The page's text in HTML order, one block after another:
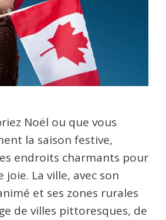
Noël ou que vous
la saison festive,
endroits charmants pour
La ville, avec son
et ses zones rurales
de villes pittoresques, de